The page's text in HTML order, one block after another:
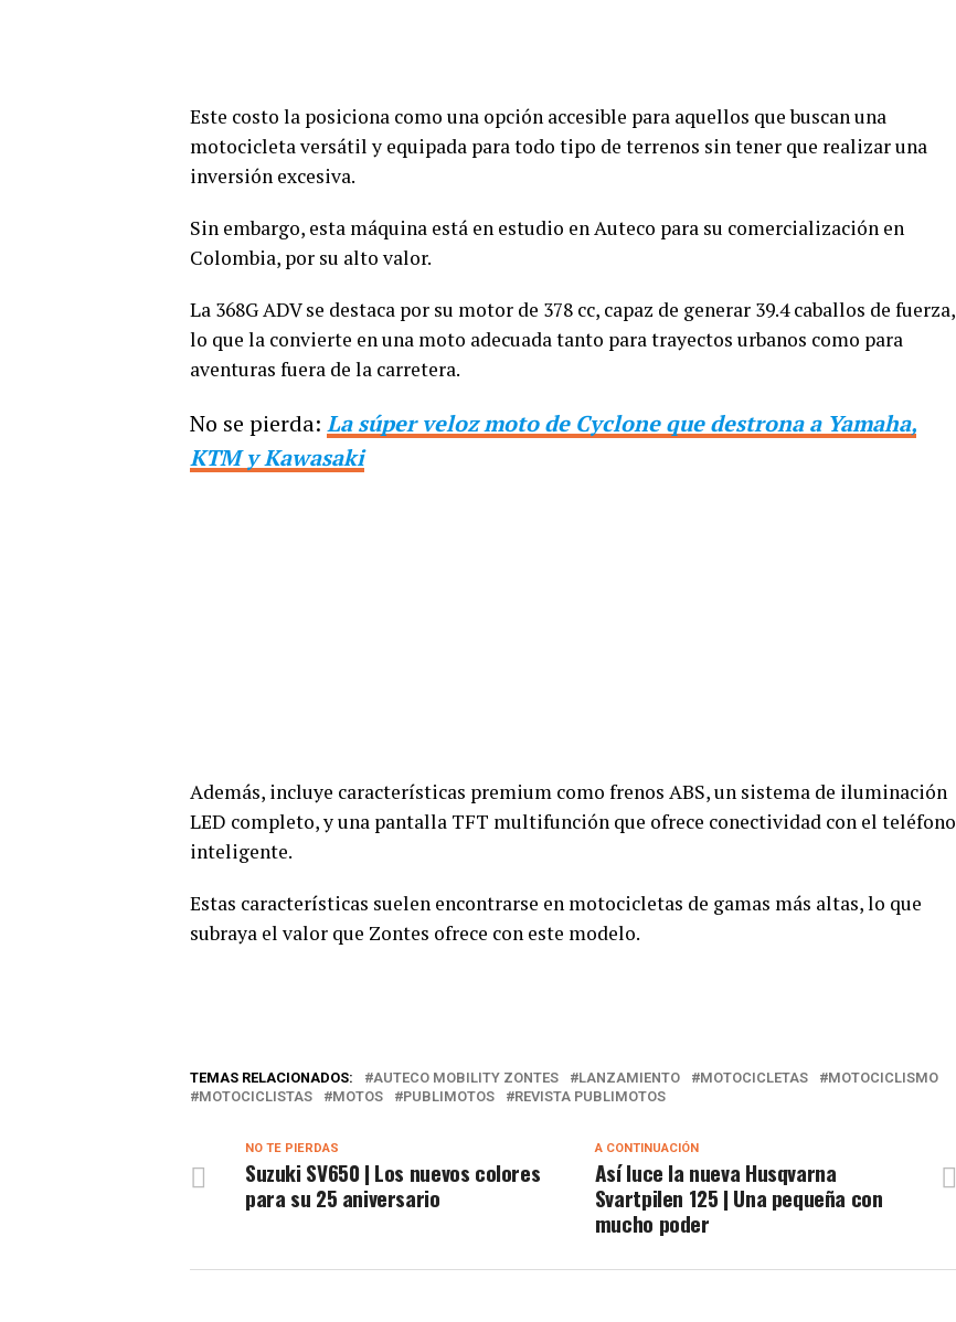
Este costo la posiciona como una opción accesible para aquellos que buscan una
motocicleta versátil y equipada para todo tipo de terrenos sin tener que realizar una
inversión excesiva.
Sin embargo, esta máquina está en estudio en Auteco para su comercialización en
Colombia, por su alto valor.
La 368G ADV se destaca por su motor de 378 cc, capaz de generar 39.4 caballos de fuerza,
lo que la convierte en una moto adecuada tanto para trayectos urbanos como para
aventuras fuera de la carretera.
No se pierda: La súper veloz moto de Cyclone que destrona a Yamaha,
KTM y Kawasaki
Además, incluye características premium como frenos ABS, un sistema de iluminación
LED completo, y una pantalla TFT multifunción que ofrece conectividad con el teléfono
inteligente.
Estas características suelen encontrarse en motocicletas de gamas más altas, lo que
subraya el valor que Zontes ofrece con este modelo.
TEMAS RELACIONADOS: AUTECO MOBILITY ZONTES LANZAMIENTO MOTOCICLETAS
MOTOCICLISMO
MOTOCICLISTAS
MOTOS PUBLIMOTOS REVISTA PUBLIMOTOS
A CONTINUACIÓN
Así luce la nueva Husqvarna
Svartpilen 125 | Una pequeña con
mucho poder
NO TE PIERDAS
Suzuki SV650 | Los nuevos colores
para su 25 aniversario